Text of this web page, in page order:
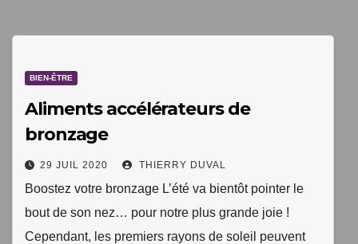
BIEN-ÊTRE
Aliments accélérateurs de
bronzage
29 JUIL 2020 THIERRY DUVAL
Boostez votre bronzage L’été va bientôt pointer le
bout de son nez… pour notre plus grande joie !
Cependant, les premiers rayons de soleil peuvent
"Les clés du bien vieillir en bonne santé"